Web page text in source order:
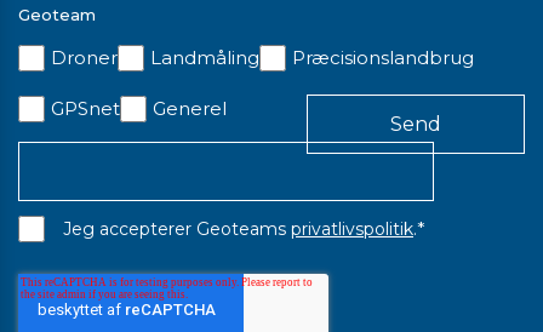
Geoteam
Droner Landmåling Præcisionslandbrug
GPSnet Generel
Jeg accepterer Geoteams privatlivspolitik.*